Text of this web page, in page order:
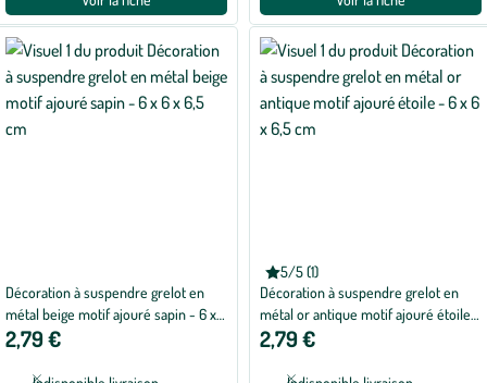
Décoration à suspendre grelot en
métal beige motif ajouré sapin - 6 x 6
x 6,5 cm
2,79 €
5/5 (1)
Note
moyenne
de
5
sur
5
Décoration à suspendre grelot en
métal or antique motif ajouré étoile -
6 x 6 x 6,5 cm
2,79 €